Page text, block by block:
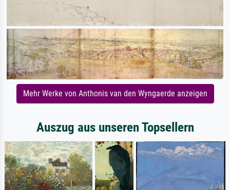
Mehr Werke von Anthonis van den Wyngaerde anzeigen
Auszug aus unseren Topsellern